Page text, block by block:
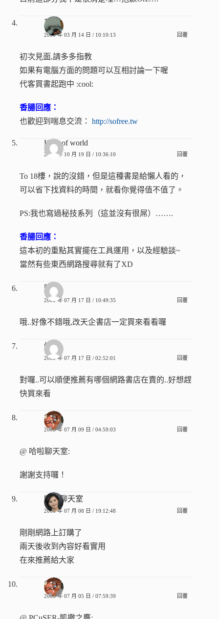
葛屁
2009 年 03 月 14 日 / 10:10:13 回覆
初次見面,請多多指教
如果有電腦方面的問題可以互相討論一下喔
代客買書起跑中 :cool:
香腸回應：
也歡迎到喘息交流： http://sofree.tw
King of world
2008 年 10 月 19 日 / 10:36:10 回覆
To 18樓，說的沒錯，但是這種書是給懶人看的，
可以省下找資料的時間，就看你覺得值不值了。
PS:我也寫過秘技系列（這並沒有很屌）…….
香腸回應：
這本初的重點其實擺在工具運用，以及經驗談~
當然有些東西網路搜尋就有了XD
阿樂
2008 年 07 月 17 日 / 10:49:35 回覆
哦..好像不錯哦,改天企書店一定買來看看囉
情趣
2008 年 07 月 17 日 / 02:52:01 回覆
對囉..可以順便推薦有哪個網路書店在賣的..好想趕
快買來看
香腸
2008 年 07 月 09 日 / 04:59:03 回覆
@ 哈啦聊天室:
謝謝支持囉！
哈啦聊天室
2008 年 07 月 08 日 / 19:12:48 回覆
剛剛網路上訂購了
兩天後收到內容好看實用
在來推薦給大家
香腸
2008 年 07 月 05 日 / 07:59:39 回覆